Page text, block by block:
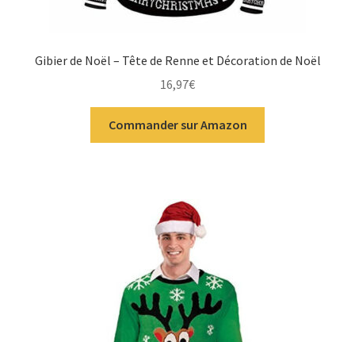
Gibier de Noël – Tête de Renne et Décoration de Noël
16,97€
Commander sur Amazon